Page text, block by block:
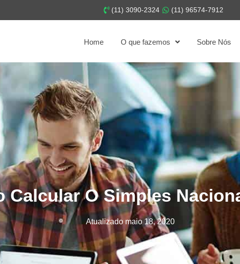
(11) 3090-2324 (11) 96574-7912
Home O que fazemos Sobre Nós
Calcular O Simples
Atualizado maio 18, 2020